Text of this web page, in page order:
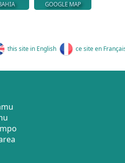
GOOGLE MAP
this site in English ce site en